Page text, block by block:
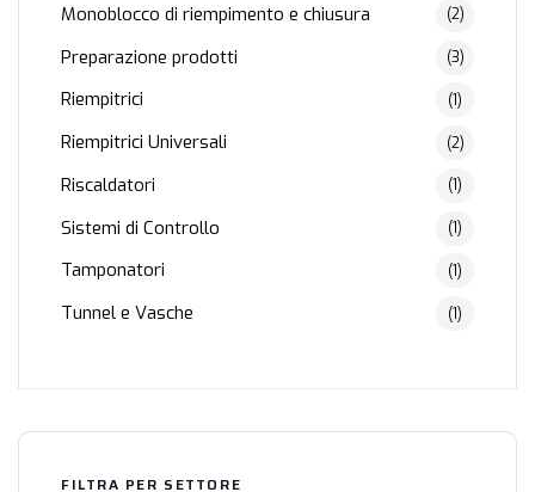
Monoblocco di riempimento e chiusura (2)
Preparazione prodotti (3)
Riempitrici (1)
Riempitrici Universali (2)
Riscaldatori (1)
Sistemi di Controllo (1)
Tamponatori (1)
Tunnel e Vasche (1)
FILTRA PER SETTORE